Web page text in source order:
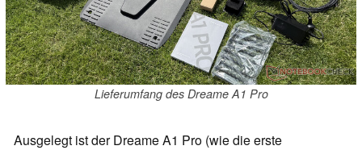
Lieferumfang des Dreame A1 Pro
Ausgelegt ist der Dreame A1 Pro (wie die erste